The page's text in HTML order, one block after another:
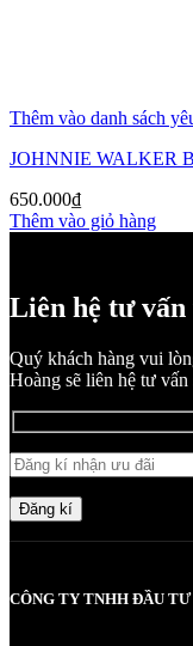
Thêm vào danh sách
JOHNNIE WALKER
650.000₫
Thêm vào giỏ hàng
Liên hệ tư vấn
Quý khách hàng vui
Hoàng sẽ liên hệ tư vấn
Đăng kí
CÔNG TY TNHH ĐẦU TƯ